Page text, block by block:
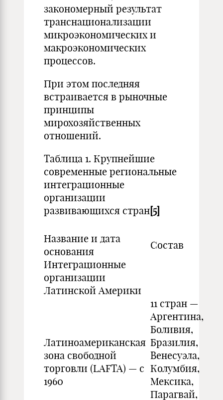
закономерный результат
транснационализации
микроэкономических и
макроэкономических
процессов.
При этом последняя
встраивается в рыночные
принципы
мирохозяйственных
отношений.
Таблица 1. Крупнейшие
современные региональные
интеграционные
организации
развивающихся стран[5]
Название и дата
основания
Состав
Интеграционные
организации
Латинской Америки
Латиноамериканская
зона свободной
торговли (LAFTA) — с
1960
11 стран —
Аргентина,
Боливия,
Бразилия,
Венесуэла,
Колумбия,
Мексика,
Парагвай,